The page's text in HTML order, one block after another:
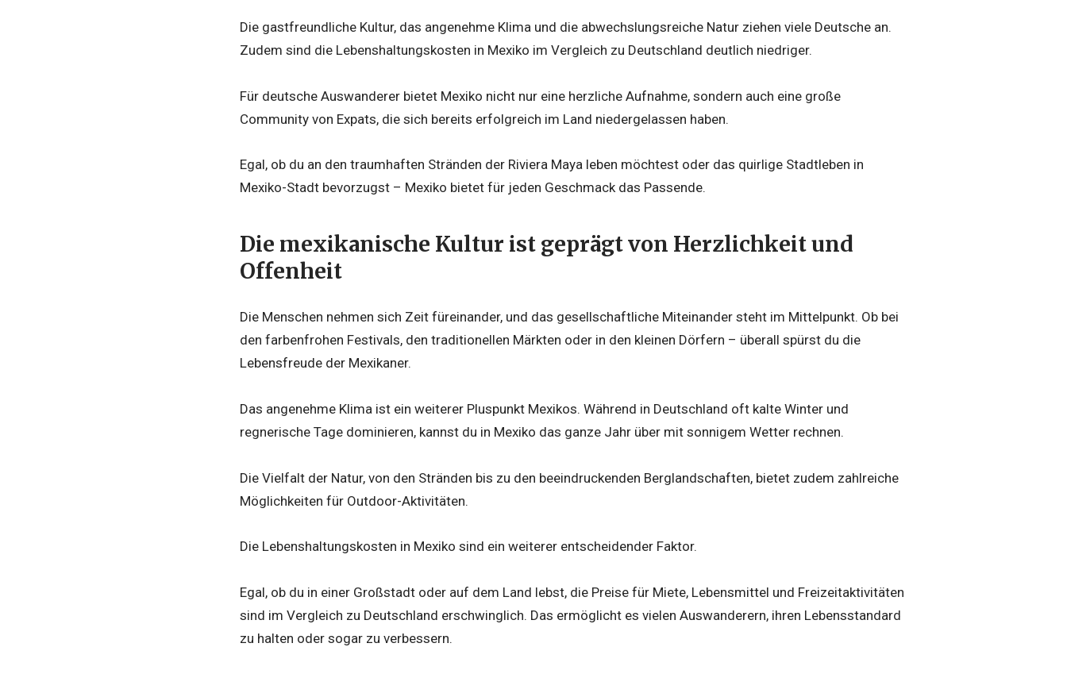
Die gastfreundliche Kultur, das angenehme Klima und die abwechslungsreiche Natur ziehen viele Deutsche an.
Zudem sind die Lebenshaltungskosten in Mexiko im Vergleich zu Deutschland deutlich niedriger.
Für deutsche Auswanderer bietet Mexiko nicht nur eine herzliche Aufnahme, sondern auch eine große
Community von Expats, die sich bereits erfolgreich im Land niedergelassen haben.
Egal, ob du an den traumhaften Stränden der Riviera Maya leben möchtest oder das quirlige Stadtleben in
Mexiko-Stadt bevorzugst – Mexiko bietet für jeden Geschmack das Passende.
Die mexikanische Kultur ist geprägt von Herzlichkeit und
Offenheit
Die Menschen nehmen sich Zeit füreinander, und das gesellschaftliche Miteinander steht im Mittelpunkt. Ob bei
den farbenfrohen Festivals, den traditionellen Märkten oder in den kleinen Dörfern – überall spürst du die
Lebensfreude der Mexikaner.
Das angenehme Klima ist ein weiterer Pluspunkt Mexikos. Während in Deutschland oft kalte Winter und
regnerische Tage dominieren, kannst du in Mexiko das ganze Jahr über mit sonnigem Wetter rechnen.
Die Vielfalt der Natur, von den Stränden bis zu den beeindruckenden Berglandschaften, bietet zudem zahlreiche
Möglichkeiten für Outdoor-Aktivitäten.
Die Lebenshaltungskosten in Mexiko sind ein weiterer entscheidender Faktor.
Egal, ob du in einer Großstadt oder auf dem Land lebst, die Preise für Miete, Lebensmittel und Freizeitaktivitäten
sind im Vergleich zu Deutschland erschwinglich. Das ermöglicht es vielen Auswanderern, ihren Lebensstandard
zu halten oder sogar zu verbessern.